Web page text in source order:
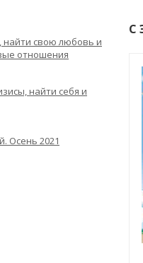
С
найти свою любовь и
отношения
найти себя и
Осень 2021